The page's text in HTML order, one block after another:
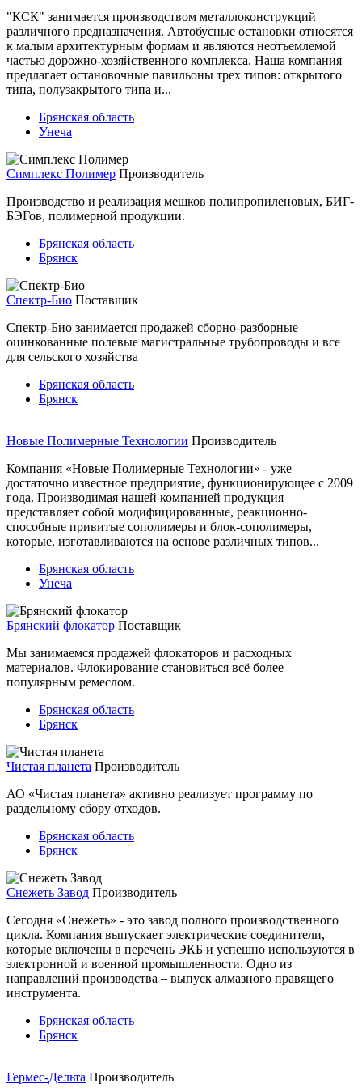
"КСК" занимается производством металлоконструкций
различного предназначения. Автобусные остановки относятся
к малым архитектурным формам и являются неотъемлемой
частью дорожно-хозяйственного комплекса. Наша компания
предлагает остановочные павильоны трех типов: открытого
типа, полузакрытого типа и...
Брянская область
Унеча
Симплекс Полимер Производитель
Производство и реализация мешков полипропиленовых, БИГ-
БЭГов, полимерной продукции.
Брянская область
Брянск
Спектр-Био Поставщик
Спектр-Био занимается продажей сборно-разборные
оцинкованные полевые магистральные трубопроводы и все
для сельского хозяйства
Брянская область
Брянск
Новые Полимерные Технологии Производитель
Компания «Новые Полимерные Технологии» - уже
достаточно известное предприятие, функционирующее с 2009
года. Производимая нашей компанией продукция
представляет собой модифицированные, реакционно-
способные привитые сополимеры и блок-сополимеры,
которые, изготавливаются на основе различных типов...
Брянская область
Унеча
Брянский флокатор Поставщик
Мы занимаемся продажей флокаторов и расходных
материалов. Флокирование становиться всё более
популярным ремеслом.
Брянская область
Брянск
Чистая планета Производитель
АО «Чистая планета» активно реализует программу по
раздельному сбору отходов.
Брянская область
Брянск
Снежеть Завод Производитель
Сегодня «Снежеть» - это завод полного производственного
цикла. Компания выпускает электрические соединители,
которые включены в перечень ЭКБ и успешно используются в
электронной и военной промышленности. Одно из
направлений производства – выпуск алмазного правящего
инструмента.
Брянская область
Брянск
Гермес-Дельта Производитель